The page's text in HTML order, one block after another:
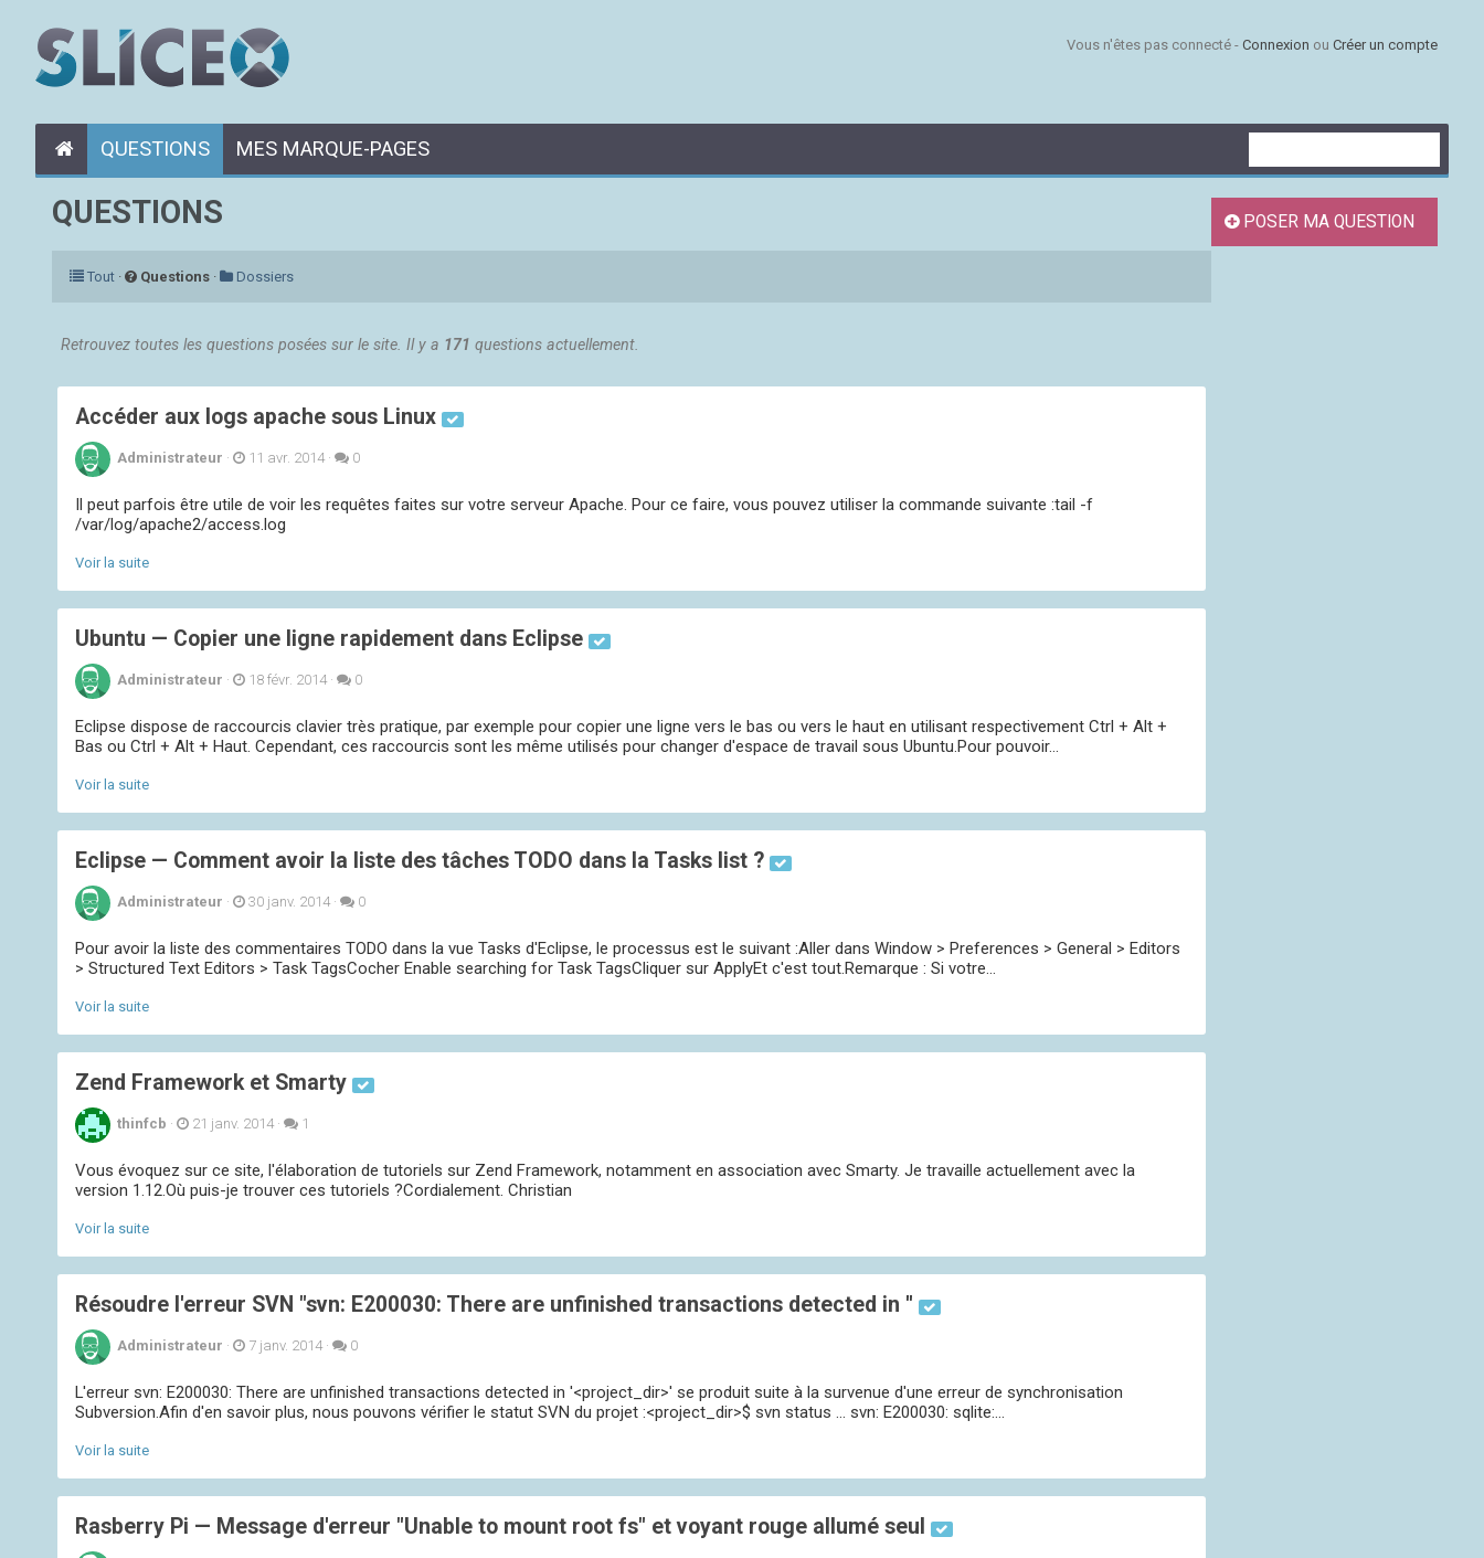
Vous n'êtes pas connecté - Connexion ou Créer un compte
QUESTIONS MES MARQUE-PAGES
QUESTIONS
Tout · Questions · Dossiers
Retrouvez toutes les questions posées sur le site. Il y a 171 questions actuellement.
Accéder aux logs apache sous Linux
Administrateur · 11 avr. 2014· 0
Il peut parfois être utile de voir les requêtes faites sur votre serveur Apache. Pour ce faire, vous pouvez utiliser la commande suivante :tail -f
/var/log/apache2/access.log
Voir la suite
Ubuntu — Copier une ligne rapidement dans Eclipse
Administrateur · 18 févr. 2014· 0
Eclipse dispose de raccourcis clavier très pratique, par exemple pour copier une ligne vers le bas ou vers le haut en utilisant respectivement Ctrl + Alt +
Bas ou Ctrl + Alt + Haut. Cependant, ces raccourcis sont les même utilisés pour changer d'espace de travail sous Ubuntu.Pour pouvoir...
Voir la suite
Eclipse — Comment avoir la liste des tâches TODO dans la Tasks list ?
Administrateur · 30 janv. 2014· 0
Pour avoir la liste des commentaires TODO dans la vue Tasks d'Eclipse, le processus est le suivant :Aller dans Window > Preferences > General > Editors
> Structured Text Editors > Task TagsCocher Enable searching for Task TagsCliquer sur ApplyEt c'est tout.Remarque : Si votre...
Voir la suite
Zend Framework et Smarty
thinfcb · 21 janv. 2014· 1
Vous évoquez sur ce site, l'élaboration de tutoriels sur Zend Framework, notamment en association avec Smarty. Je travaille actuellement avec la
version 1.12.Où puis-je trouver ces tutoriels ?Cordialement. Christian
Voir la suite
Résoudre l'erreur SVN "svn: E200030: There are unfinished transactions detected in ''
Administrateur · 7 janv. 2014· 0
L'erreur svn: E200030: There are unfinished transactions detected in '<project_dir>' se produit suite à la survenue d'une erreur de synchronisation
Subversion.Afin d'en savoir plus, nous pouvons vérifier le statut SVN du projet :<project_dir>$ svn status ... svn: E200030: sqlite:...
Voir la suite
Rasberry Pi — Message d'erreur "Unable to mount root fs" et voyant rouge allumé seul
POSER MA QUESTION